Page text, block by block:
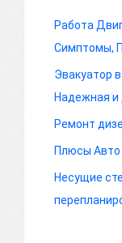
Работа
Симптомы,
Эвакуатор
Надежная
Ремонт
Плюсы Авто
Несущие